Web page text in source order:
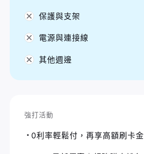
保護與支架
電源與連接線
其他週邊
強打活動
0利率輕鬆付，再享高額刷卡金